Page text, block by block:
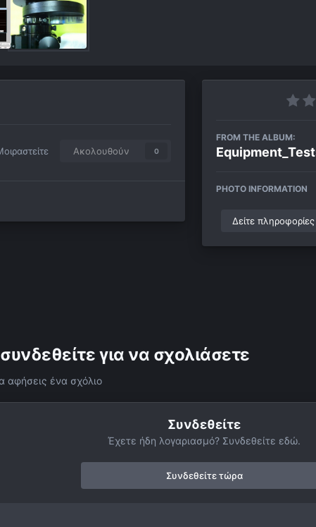
Ακολουθούν 0
FROM THE ALBUM:
PHOTO INFORMATION
Δείτε
για να σχολιάσετε
αφήσεις ένα σχόλιο
Συνδεθείτε
Έχετε ήδη λογαριασμό? Συνδεθείτε εδώ.
Συνδεθείτε τώρα